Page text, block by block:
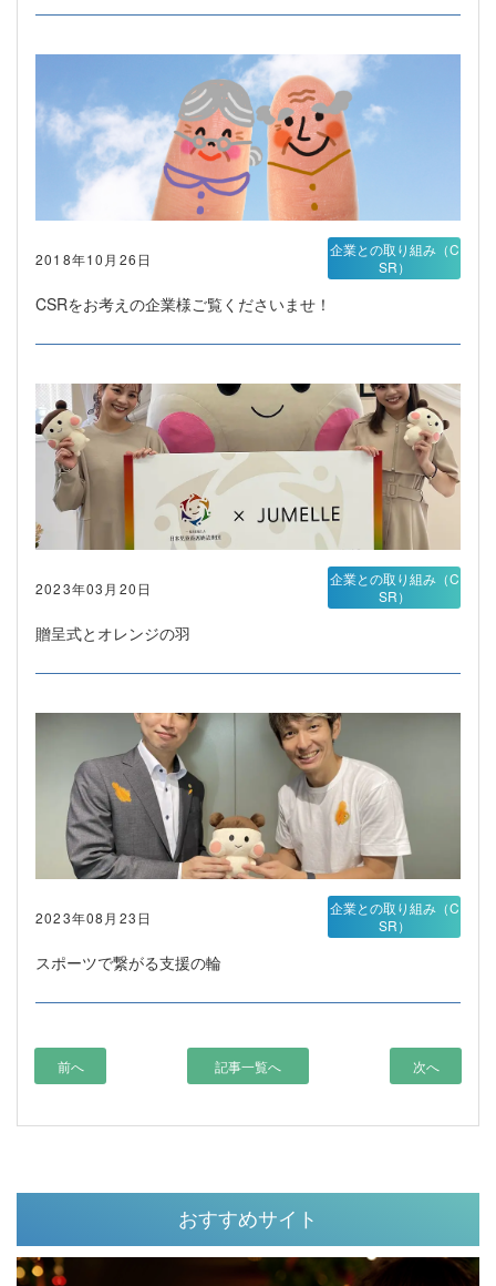
2018年10月26日
CSRをお考えの企業様ご覧くださいませ！
企業との取り組み（C
SR）
2023年03月20日
贈呈式とオレンジの羽
企業との取り組み（C
SR）
2023年08月23日
スポーツで繋がる支援の輪
企業との取り組み（C
SR）
前へ 記事一覧へ 次へ
おすすめサイト